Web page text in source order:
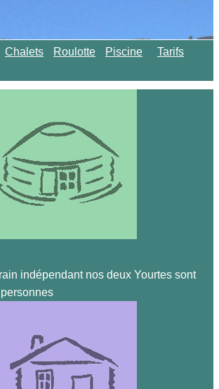
Chalets Roulotte Piscine
Tarifs
indépendant nos deux Yourtes sont